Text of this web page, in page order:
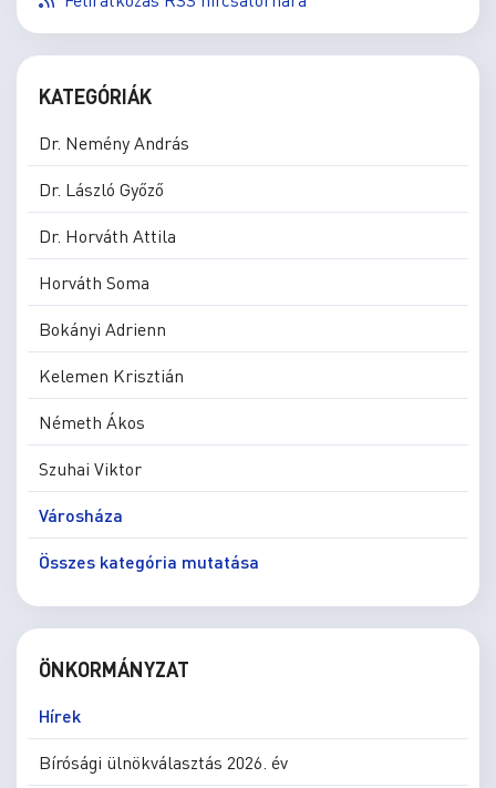
KATEGÓRIÁK
Dr. Nemény András
Dr. László Győző
Dr. Horváth Attila
Horváth Soma
Bokányi Adrienn
Kelemen Krisztián
Németh Ákos
Szuhai Viktor
Városháza
Összes kategória mutatása
ÖNKORMÁNYZAT
Hírek
Bírósági ülnökválasztás 2026. év